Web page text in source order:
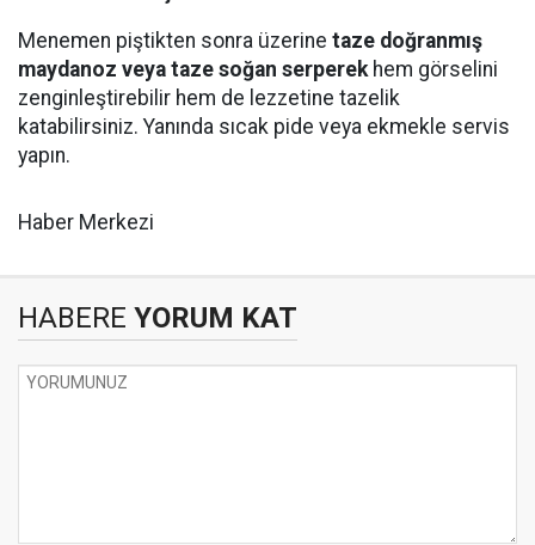
Menemen piştikten sonra üzerine taze doğranmış
maydanoz veya taze soğan serperekhem görselini
zenginleştirebilir hem de lezzetine tazelik
katabilirsiniz. Yanında sıcak pide veya ekmekle servis
yapın.
Haber Merkezi
HABERE YORUM KAT